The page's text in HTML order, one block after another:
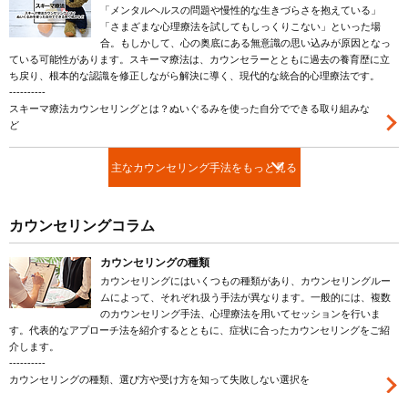
「メンタルヘルスの問題や慢性的な生きづらさを抱えている」
「さまざまな心理療法を試してもしっくりこない」といった場
合。もしかして、心の奥底にある無意識の思い込みが原因となっ
ている可能性があります。スキーマ療法は、カウンセラーとともに過去の養育歴に立
ち戻り、根本的な認識を修正しながら解決に導く、現代的な統合的心理療法です。
----------
スキーマ療法カウンセリングとは？ぬいぐるみを使った自分でできる取り組みな
ど
主なカウンセリング手法をもっと見る
カウンセリングコラム
カウンセリングの種類
カウンセリングにはいくつもの種類があり、カウンセリングルー
ムによって、それぞれ扱う手法が異なります。一般的には、複数
のカウンセリング手法、心理療法を用いてセッションを行いま
す。代表的なアプローチ法を紹介するとともに、症状に合ったカウンセリングをご紹
介します。
----------
カウンセリングの種類、選び方や受け方を知って失敗しない選択を